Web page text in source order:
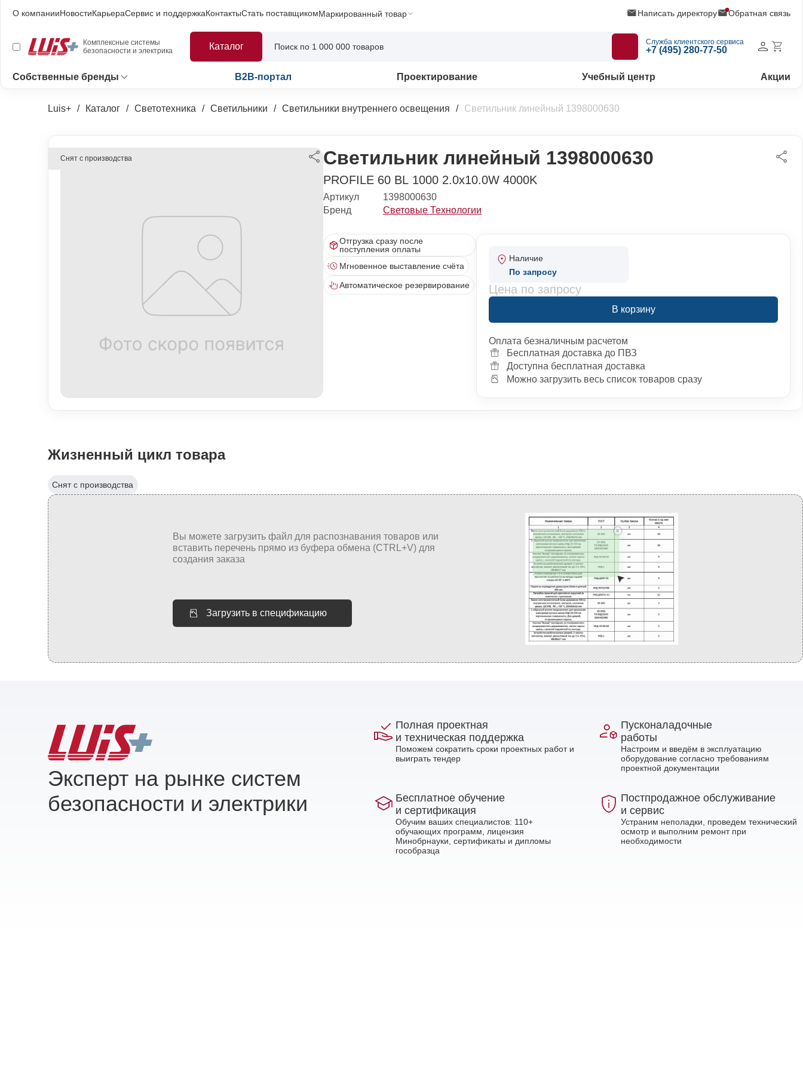
О компанииНовостиКарьераСервис и поддержкаКонтактыСтать поставщикомМаркированный товар Написать директору Обратная связь
Комплексные системы
безопасности и электрика
Каталог Служба клиентского сервиса
+7 (495) 280-77-50
Собственные бренды B2B-портал Проектирование Учебный центр Акции
Luis+ Каталог Светотехника Светильники Светильники внутреннего освещения Светильник линейный 1398000630
Снят с производства Светильник линейный 1398000630
PROFILE 60 BL 1000 2.0x10.0W 4000K
Артикул
1398000630
Бренд
Световые Технологии
Отгрузка сразу после
поступления оплаты
Мгновенное выставление счёта
Автоматическое резервирование
Наличие
По запросу
Цена по запросу
В корзину
Оплата безналичным расчетом
Бесплатная доставка до ПВЗ
Доступна бесплатная доставка
Можно загрузить весь список товаров сразу
Жизненный цикл товара
Снят с производства
Загрузить в спецификацию
Эксперт на рынке систем
безопасности и электрики
Полная проектная
и техническая поддержка
Поможем сократить сроки проектных работ и
выиграть тендер
Пусконаладочные
работы
Настроим и введём в эксплуатацию
оборудование согласно требованиям
проектной документации
Бесплатное обучение
и сертификация
Обучим ваших специалистов: 110+
обучающих программ, лицензия
Минобрнауки, сертификаты и дипломы
гособразца
Постпродажное обслуживание
и сервис
Устраним неполадки, проведем технический
осмотр и выполним ремонт при
необходимости